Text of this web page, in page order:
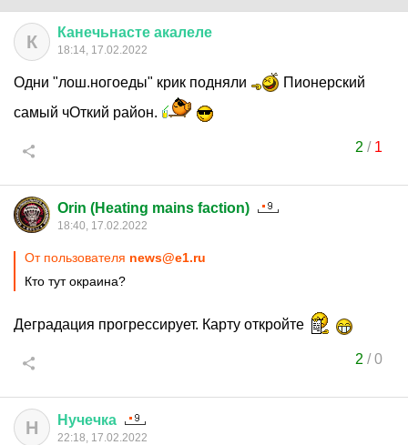
К Канечьнасте акалеле
18:14, 17.02.2022
Одни "лош.ногоеды" крик подняли
Пионерский
самый чОткий район.
2 / 1
Orin (Heating mains faction)
18:40, 17.02.2022
От пользователя news@e1.ru
Кто тут окраина?
Деградация прогрессирует. Карту откройте
2 /0
Н Нучечка
22:18, 17.02.2022